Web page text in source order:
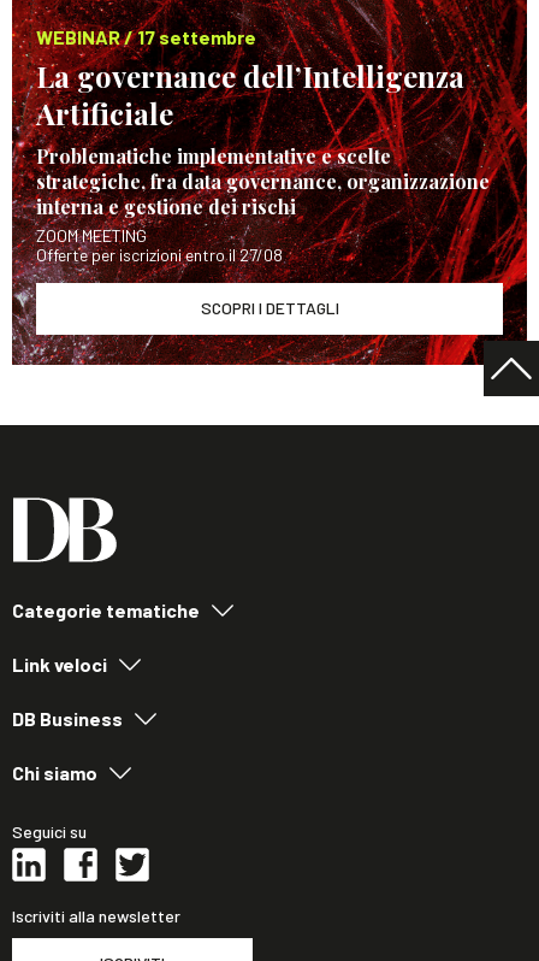
WEBINAR / 17 settembre
La governance dell’Intelligenza
Artificiale
Problematiche implementative e scelte
strategiche, fra data governance, organizzazione
interna e gestione dei rischi
ZOOM MEETING
Offerte per iscrizioni entro il 27/08
SCOPRI I DETTAGLI
Categorie tematiche
Link veloci
DB Business
Chi siamo
Seguici su
Iscriviti alla newsletter